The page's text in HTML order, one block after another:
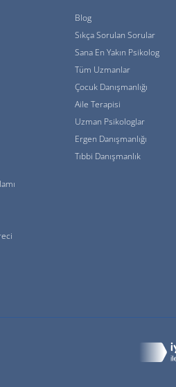
Blog
Sıkça Sorulan Sorular
Sana En Yakın Psikolog
Tüm Uzmanlar
Çocuk Danışmanlığı
Aile Terapisi
Uzman Psikologlar
Ergen Danışmanlığı
Tıbbi Danışmanlık